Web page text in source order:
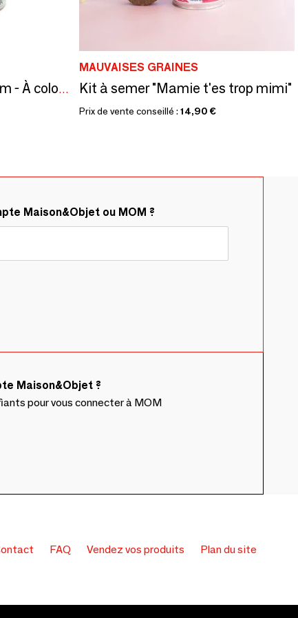
Kit à semer "Super atsem - À colorier" Fabriqué en France
MAUVAISES GRAINES
Kit à semer "Mamie t'es trop mimi"
Prix de vente conseillé : 14,90 €
Maison&Objet ou MOM ?
Maison&Objet ?
pour vous connecter à MOM
FAQ Vendez vos produits Plan du site